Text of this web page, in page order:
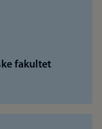
fakultet